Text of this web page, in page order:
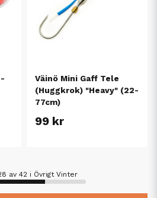
Väinö Mini Gaff Tele
(Huggkrok) "Heavy" (22-
77cm)
99 kr
av 42 i Övrigt Vinter